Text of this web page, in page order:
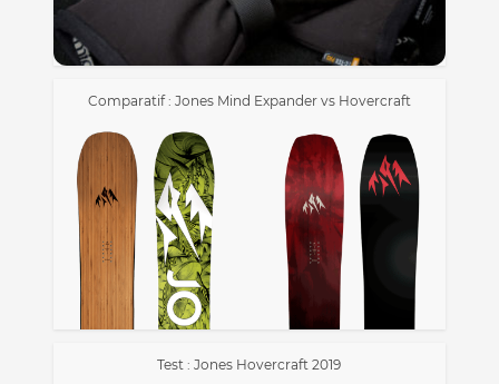
Comparatif : Jones Mind Expander vs Hovercraft
Test : Jones Hovercraft 2019